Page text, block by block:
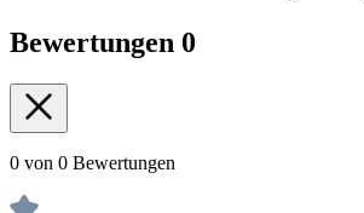
Bewertungen 0
0 von 0 Bewertungen